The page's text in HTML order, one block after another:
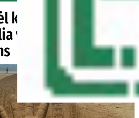
kurių Birmingamas
vieta